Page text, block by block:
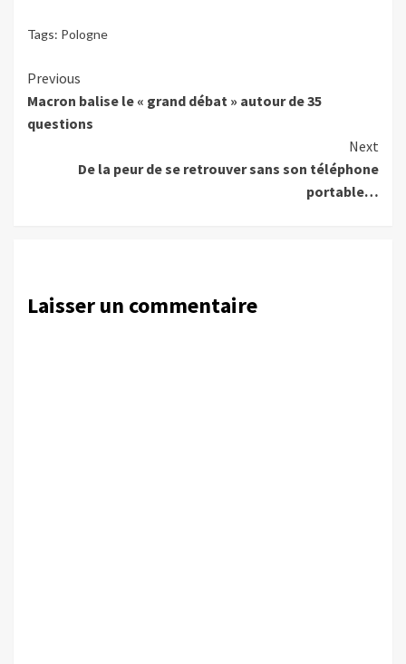
Tags: Pologne
Continue
Reading
Previous
Macron balise le « grand débat » autour de 35
questions
Next
De la peur de se retrouver sans son téléphone
portable…
Laisser un commentaire